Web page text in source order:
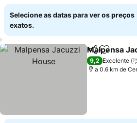
Selecione as datas para ver os preços
exatos.
Partilhar
Malpensa
9,2 Excelente
a 0.6 km de